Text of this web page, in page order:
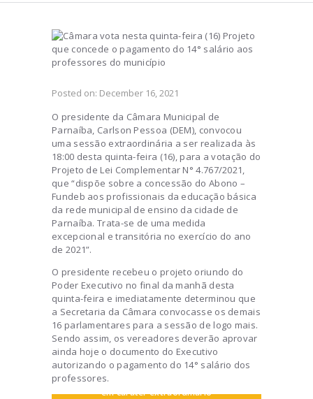
Posted on: December 16, 2021
O presidente da Câmara Municipal de
Parnaíba, Carlson Pessoa (DEM), convocou
uma sessão extraordinária a ser realizada às
18:00 desta quinta-feira (16), para a votação do
Projeto de Lei Complementar N° 4.767/2021,
que “dispõe sobre a concessão do Abono –
Fundeb aos profissionais da educação básica
da rede municipal de ensino da cidade de
Parnaíba. Trata-se de uma medida
excepcional e transitória no exercício do ano
de 2021”.
O presidente recebeu o projeto oriundo do
Poder Executivo no final da manhã desta
quinta-feira e imediatamente determinou que
a Secretaria da Câmara convocasse os demais
16 parlamentares para a sessão de logo mais.
Sendo assim, os vereadores deverão aprovar
ainda hoje o documento do Executivo
autorizando o pagamento do 14° salário dos
professores.
Presidente Carlson Pessoa convocou sessão
em caráter extraordinário